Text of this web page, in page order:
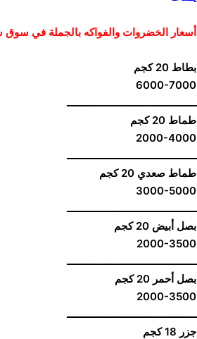
أسعار الخضروات والفواكه بالجملة في سوق شميلة بصنعاء
بطاط 20 كجم
6000-7000
ــــــــــــــــــــــــــــــــــــــــــــــ
طماط 20 كجم
2000-4000
ــــــــــــــــــــــــــــــــــــــــــــــ
طماط صعدي 20 كجم
3000-5000
ــــــــــــــــــــــــــــــــــــــــــــــ
بصل أبيض 20 كجم
2000-3500
ــــــــــــــــــــــــــــــــــــــــــــــ
بصل أحمر 20 كجم
2000-3500
ــــــــــــــــــــــــــــــــــــــــــــــ
جزر 18 كجم